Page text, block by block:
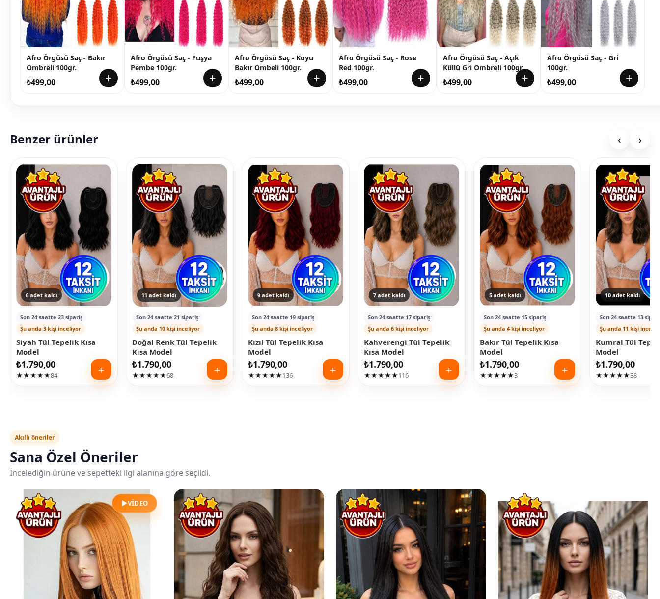
Afro Örgüsü Saç - Bakır
Ombreli 100gr.
₺499,00 +
Afro Örgüsü Saç - Fuşya
Pembe 100gr.
₺499,00 +
Afro Örgüsü Saç - Koyu
Bakır Ombeli 100gr.
₺499,00 +
Afro Örgüsü Saç - Rose
Red 100gr.
₺499,00 +
Afro Örgüsü Saç - Açık
Küllü Gri Ombreli 100gr.
₺499,00 +
Afro Örgüsü Saç - Gri
100gr.
₺499,00 +
Benzer ürünler ‹ ›
6 adet kaldı
Son 24 saatte 23 sipariş
Şu anda 3 kişi inceliyor
Siyah Tül Tepelik Kısa
Model
₺1.790,00
★★★★★84 ＋
11 adet kaldı
Son 24 saatte 21 sipariş
Şu anda 10 kişi inceliyor
Doğal Renk Tül Tepelik
Kısa Model
₺1.790,00
★★★★★68 ＋
9 adet kaldı
Son 24 saatte 19 sipariş
Şu anda 8 kişi inceliyor
Kızıl Tül Tepelik Kısa
Model
₺1.790,00
★★★★★136 ＋
7 adet kaldı
Son 24 saatte 17 sipariş
Şu anda 6 kişi inceliyor
Kahverengi Tül Tepelik
Kısa Model
₺1.790,00
★★★★★116 ＋
5 adet kaldı
Son 24 saatte 15 sipariş
Şu anda 4 kişi inceliyor
Bakır Tül Tepelik Kısa
Model
₺1.790,00
★★★★★3 ＋
10 adet kaldı
Son 24 saatte 13
Şu anda 11 kişi
Kumral Tül
Model
₺1.790,00
★★★★★38
Akıllı öneriler
Sana Özel Öneriler
İncelediğin ürüne ve sepetteki ilgi alanına göre seçildi.
▶VIDEO